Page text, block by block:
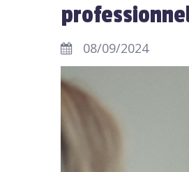
08/09/2024